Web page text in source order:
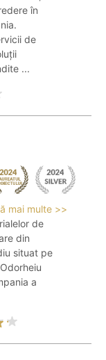
în
de
...
mai multe >>
de
din
situat pe
a